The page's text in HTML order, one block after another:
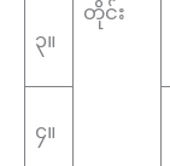
တိုင်း
၃။
၄။